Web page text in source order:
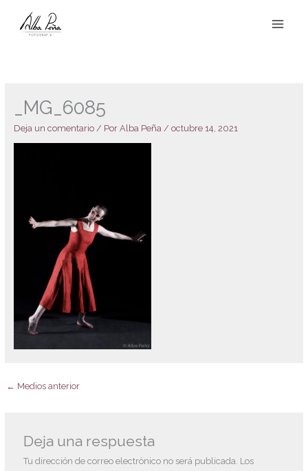
contenido
_MG_6085
Deja un comentario / Por Alba Peña / octubre 14, 2021
← Medios anterior
Deja una respuesta
Tu dirección de correo electrónico no será publicada. Los